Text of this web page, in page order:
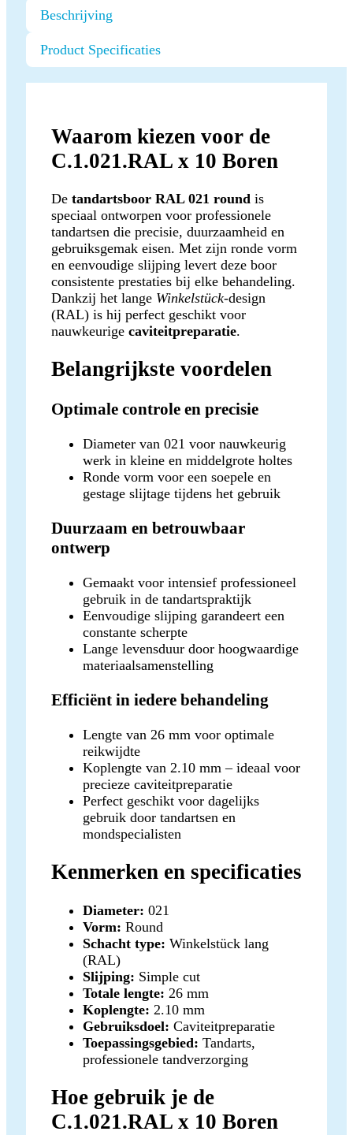
Beschrijving
Product Specificaties
Waarom kiezen voor de
C.1.021.RAL x 10 Boren
De tandartsboor RAL 021 round is
speciaal ontworpen voor professionele
tandartsen die precisie, duurzaamheid en
gebruiksgemak eisen. Met zijn ronde vorm
en eenvoudige slijping levert deze boor
consistente prestaties bij elke behandeling.
Dankzij het lange Winkelstück-design
(RAL) is hij perfect geschikt voor
nauwkeurige caviteitpreparatie.
Belangrijkste voordelen
Optimale controle en precisie
Diameter van 021 voor nauwkeurig
werk in kleine en middelgrote holtes
Ronde vorm voor een soepele en
gestage slijtage tijdens het gebruik
Duurzaam en betrouwbaar
ontwerp
Gemaakt voor intensief professioneel
gebruik in de tandartspraktijk
Eenvoudige slijping garandeert een
constante scherpte
Lange levensduur door hoogwaardige
materiaalsamenstelling
Efficiënt in iedere behandeling
Lengte van 26 mm voor optimale
reikwijdte
Koplengte van 2.10 mm – ideaal voor
precieze caviteitpreparatie
Perfect geschikt voor dagelijks
gebruik door tandartsen en
mondspecialisten
Kenmerken en specificaties
Diameter: 021
Vorm: Round
Schacht type: Winkelstück lang
(RAL)
Slijping: Simple cut
Totale lengte: 26 mm
Koplengte: 2.10 mm
Gebruiksdoel: Caviteitpreparatie
Toepassingsgebied: Tandarts,
professionele tandverzorging
Hoe gebruik je de
C.1.021.RAL x 10 Boren